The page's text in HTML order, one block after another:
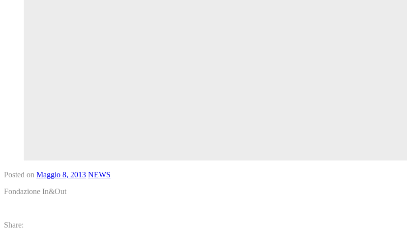
Posted on Maggio 8, 2013 NEWS
Fondazione In&Out
Share: